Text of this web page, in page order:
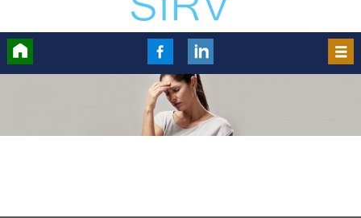
FaceBook